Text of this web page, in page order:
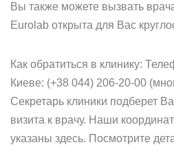
Вы также можете вызвать
Eurolab открыта для Вас
Как обратиться в клинику:
Киеве: (+38 044) 206-20-00
Секретарь клиники подберет
визита к врачу. Наши
указаны здесь. Посмотрите